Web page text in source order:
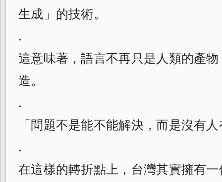
生成」的技術。
.
這意味著，語言不再只是人類的產
造。
.
「問題不是能不能解決，而是沒有
.
在這樣的轉折點上，台灣其實擁有